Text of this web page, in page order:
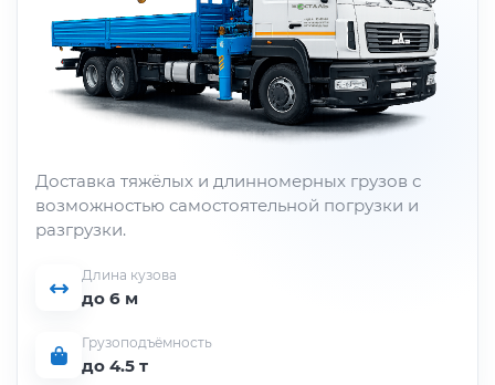
Доставка тяжёлых и длинномерных грузов с
возможностью самостоятельной погрузки и
разгрузки.
Длина кузова
до 6 м
Грузоподъёмность
до 4.5 т